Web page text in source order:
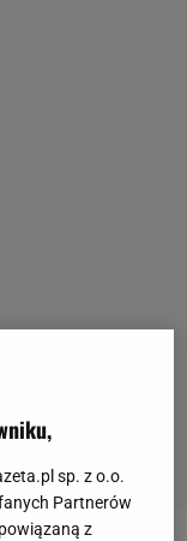
sp. z o.o.
Partnerów
z